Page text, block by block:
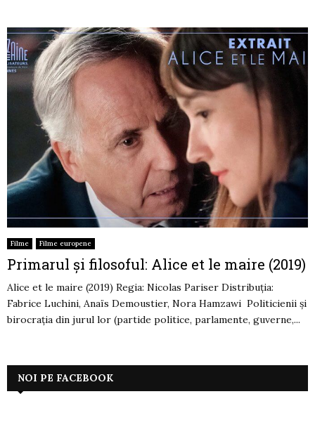
Filme Filme europene
Primarul și filosoful: Alice et le maire (2019)
Alice et le maire (2019) Regia: Nicolas Pariser Distribuția:
Fabrice Luchini, Anaïs Demoustier, Nora Hamzawi Politicienii și
birocrația din jurul lor (partide politice, parlamente, guverne,...
NOI PE FACEBOOK